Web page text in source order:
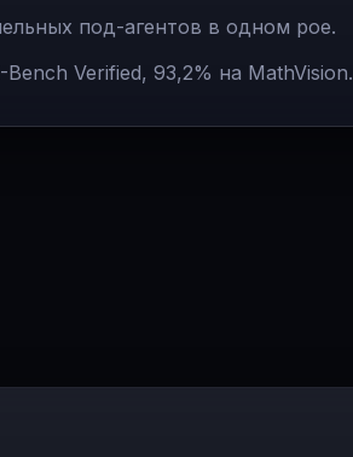
под-агентов в одном рое.
Verified, 93,2% на MathVision.